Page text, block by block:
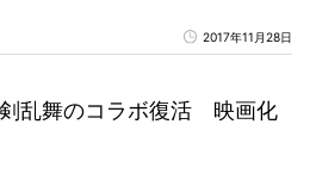
2017年11月28日
乱舞のコラボ復活 映画化